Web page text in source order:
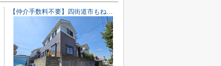
【仲介手数料不要】四街道市もねの里2丁目 中古戸建【内・外装リフォーム完了済み】